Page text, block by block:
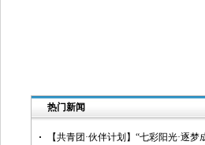
热门新闻
【共青团·伙伴计划】“七彩阳光·逐